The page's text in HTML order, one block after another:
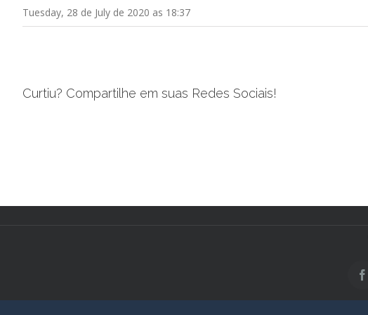
Tuesday, 28 de July de 2020 as 18:37
Curtiu? Compartilhe em suas Redes Sociais!